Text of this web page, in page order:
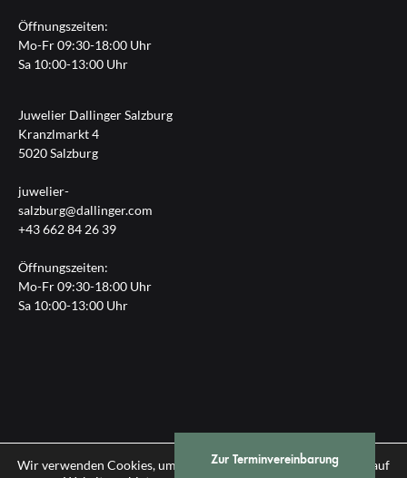
Zur Terminvereinbarung
Öffnungszeiten:
Mo-Fr 09:30-18:00 Uhr
Sa 10:00-13:00 Uhr
Juwelier Dallinger Salzburg
Kranzlmarkt 4
5020 Salzburg
juwelier-
salzburg@dallinger.com
+43 662 84 26 39
Öffnungszeiten:
Mo-Fr 09:30-18:00 Uhr
Sa 10:00-13:00 Uhr
Impressum Datenschutz
Wir verwenden Cookies, um Ihnen die bestmögliche Erfahrung auf